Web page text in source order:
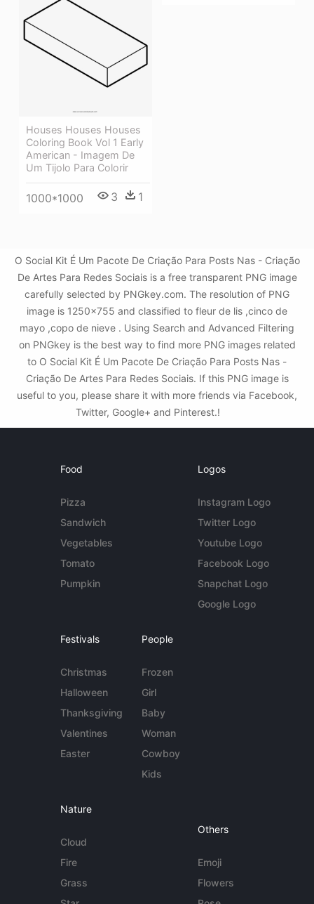
Houses Houses Houses
Coloring Book Vol 1 Early
American - Imagem De
Um Tijolo Para Colorir
1000*1000 3 1
O Social Kit É Um Pacote De Criação Para Posts Nas - Criação
De Artes Para Redes Sociais is a free transparent PNG image
carefully selected by PNGkey.com. The resolution of PNG
image is 1250x755 and classified to fleur de lis ,cinco de
mayo ,copo de nieve . Using Search and Advanced Filtering
on PNGkey is the best way to find more PNG images related
to O Social Kit É Um Pacote De Criação Para Posts Nas -
Criação De Artes Para Redes Sociais. If this PNG image is
useful to you, please share it with more friends via Facebook,
Twitter, Google+ and Pinterest.!
Food
Pizza
Sandwich
Vegetables
Tomato
Pumpkin
Logos
Instagram Logo
Twitter Logo
Youtube Logo
Facebook Logo
Snapchat Logo
Google Logo
Festivals
Christmas
Halloween
Thanksgiving
Valentines
Easter
People
Frozen
Girl
Baby
Woman
Cowboy
Kids
Nature
Cloud
Fire
Grass
Others
Emoji
Flowers